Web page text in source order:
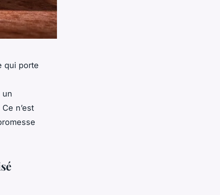
qui porte
un
n’est